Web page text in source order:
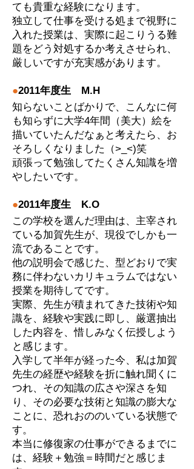
ても貴重な経験になります。
独立して仕事を受ける処まで視野に
入れた授業は、実際に起こりうる難
題をどう対処するか考えさせられ、
厳しいですが充実感があります。
●2011年度生 M.H
知らないことばかりで、こんなに何
も知らずに大学4年間（美大）絵を
描いていたんだなぁと考えたら、お
そろしくなりました（>_<)笑
頑張って勉強してたくさん知識を増
やしたいです。
●2011年度生 K.O
この学校を選んだ理由は、主宰され
ている加賀先生が、現役でしかも一
流であることです。
他の説明会で感じた、型どおりで実
務に伴わないカリキュラムではない
授業を期待してです。
実際、先生が積まれてきた技術や知
識を、経験や実践に即し、厳選抽出
した内容を、惜しみなく伝授しよう
と感じます。
入学して半年が経った今、私は加賀
先生の経歴や経験を折に触れ聞くに
つれ、その知識の広さや深さを知
り、その必要な技術と知識の膨大な
ことに、恐れおののいている状態で
す。
本当に修復家の仕事ができるまでに
は、経験＋勉強＝時間だと感じま